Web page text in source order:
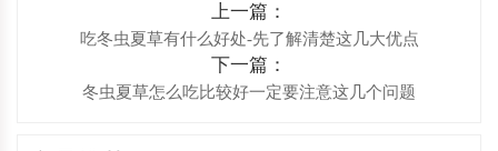
上一篇：
吃冬虫夏草有什么好处-先了解清楚这几大优点
下一篇：
冬虫夏草怎么吃比较好一定要注意这几个问题